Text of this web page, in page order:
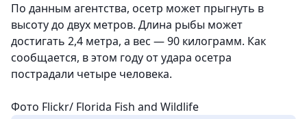
По данным агентства, осетр может прыгнуть в
высоту до двух метров. Длина рыбы может
достигать 2,4 метра, а вес — 90 килограмм. Как
сообщается, в этом году от удара осетра
пострадали четыре человека.
Фото Flickr/ Florida Fish and Wildlife